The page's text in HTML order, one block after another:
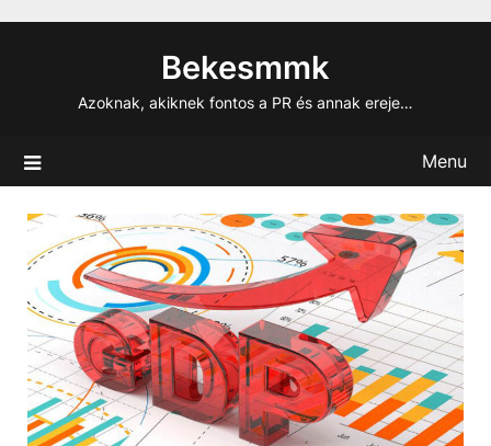
Bekesmmk
Azoknak, akiknek fontos a PR és annak ereje…
Menu